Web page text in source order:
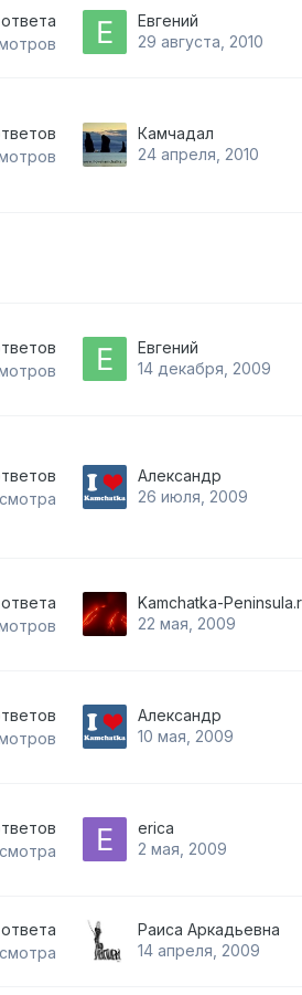
ответа
Евгений
29 августа, 2010
Камчадал
24 апреля, 2010
Евгений
14 декабря, 2009
Александр
26 июля, 2009
ответа
Kamchatka-
22 мая, 2009
Александр
10 мая, 2009
erica
2 мая, 2009
ответа
Раиса Аркадьевна
14 апреля, 2009